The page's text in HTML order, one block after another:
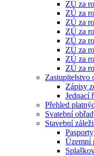
ZÚ za
ZÚ za
ZÚ za
ZÚ za
ZÚ za
ZÚ za
ZÚ za
ZÚ za
Zastupitelstvo
Zápisy
Jednací
Přehled
Svatební
Stavební
Pasporty
Územní